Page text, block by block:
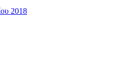
2018